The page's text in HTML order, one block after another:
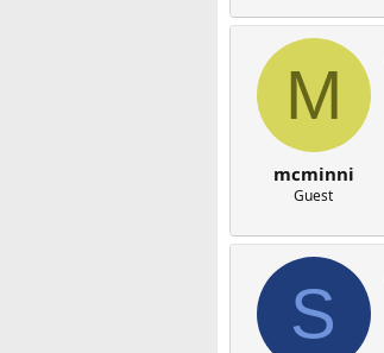
M
mcminni
Guest
S